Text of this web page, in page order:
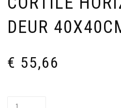
DEUR
€ 55,66